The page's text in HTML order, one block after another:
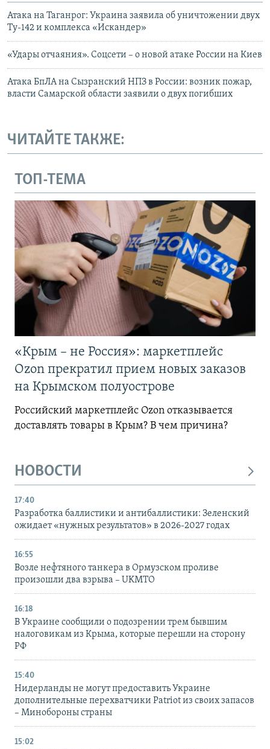
Атака на Таганрог: Украина заявила об уничтожении двух
Ту-142 и комплекса «Искандер»
«Удары отчаяния». Соцсети – о новой атаке России на Киев
Атака БпЛА на Сызранский НПЗ в России: возник пожар,
власти Самарской области заявили о двух погибших
ЧИТАЙТЕ ТАКЖЕ:
ТОП-ТЕМА
«Крым – не Россия»: маркетплейс
Ozon прекратил прием новых заказов
на Крымском полуострове
Российский маркетплейс Ozon отказывается
доставлять товары в Крым? В чем причина?
НОВОСТИ
17:40
Разработка баллистики и антибаллистики: Зеленский
ожидает «нужных результатов» в 2026-2027 годах
16:55
Возле нефтяного танкера в Ормузском проливе
произошли два взрыва – UKMTO
16:18
В Украине сообщили о подозрении трем бывшим
налоговикам из Крыма, которые перешли на сторону
РФ
15:40
Нидерланды не могут предоставить Украине
дополнительные перехватчики Patriot из своих запасов
– Минобороны страны
15:02